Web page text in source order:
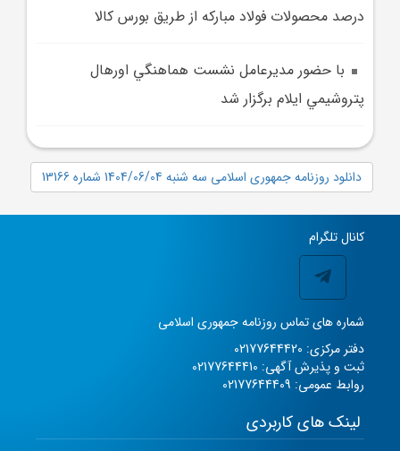
درصد محصولات فولاد مباركه از طريق بورس كالا
با حضور مديرعامل نشست هماهنگي اورهال
پتروشيمي ايلام برگزار شد
دانلود روزنامه جمهوری اسلامی سه شنبه 1404/06/04 شماره 13166
کانال تلگرام
شماره های تماس روزنامه جمهوری اسلامی
دفتر مرکزی: 02177644420
ثبت و پذیرش آگهی: 02177644410
روابط عمومی: 02177644409
لینک های کاربردی